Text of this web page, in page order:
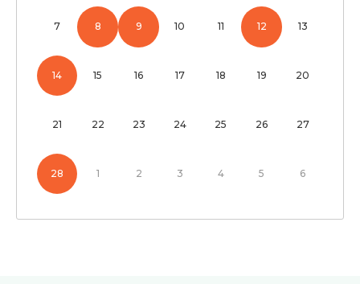
7 8 9 10 11 12 13
14 15 16 17 18 19 20
21 22 23 24 25 26 27
28 1 2 3 4 5 6